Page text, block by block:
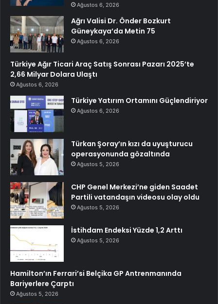
Ağustos 6, 2026
Ağrı Valisi Dr. Önder Bozkurt
Güneykaya’da Metin 75
Ağustos 6, 2026
Türkiye Ağır Ticari Araç Satış Sonrası Pazarı 2025’te
2,66 Milyar Dolara Ulaştı
Ağustos 6, 2026
Türkiye Yatırım Ortamını Güçlendiriyor
Ağustos 6, 2026
Türkan Şoray’ın kızı da uyuşturucu
operasyonunda gözaltında
Ağustos 5, 2026
CHP Genel Merkezi’ne giden Saadet
Partili vatandaşın videosu olay oldu
Ağustos 5, 2026
İstihdam Endeksi Yüzde 1,2 Arttı
Ağustos 5, 2026
Hamilton’ın Ferrari’si Belçika GP Antrenmanında
Bariyerlere Çarptı
Ağustos 5, 2026